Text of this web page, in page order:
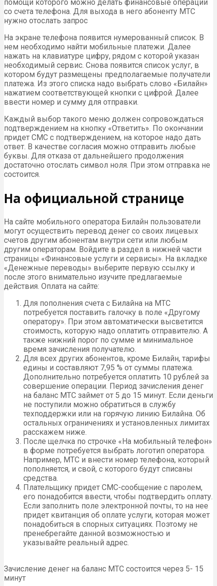
помощи которого можно делать финансовые операции
со счета телефона. Для выхода в него абоненту МТС
нужно отослать запрос
На экране телефона появится нумерованный список. В
нем необходимо найти мобильные платежи. Далее
нажать на клавиатуре цифру, рядом с которой указан
необходимый сервис. Снова появится список услуг, в
котором будут размещены предполагаемые получатели
платежа. Из этого списка надо выбрать слово «Билайн»
нажатием соответствующей кнопки с цифрой. Далее
ввести номер и сумму для отправки.
Каждый выбор такого меню должен сопровождаться
подтверждением на кнопку «Ответить». По окончании
придет СМС с подтверждением, на которое надо дать
ответ. В качестве согласия можно отправить любые
буквы. Для отказа от дальнейшего продолжения
достаточно отослать символ ноля. При этом отправка не
состоится.
На официальной странице
На сайте мобильного оператора Билайн пользователи
могут осуществить перевод денег со своих лицевых
счетов другим абонентам внутри сети или любым
другим операторам. Войдите в раздел в нижней части
страницы «Финансовые услуги и сервисы». На вкладке
«Денежные переводы» выберите первую ссылку и
после этого внимательно изучите предлагаемые
действия. Оплата на сайте:
Для пополнения счета с Билайна на МТС
потребуется поставить галочку в поле «Другому
оператору». При этом автоматически высветится
стоимость, которую надо оплатить отправителю. А
также нижний порог по сумме и минимальное
время зачисления получателю.
Для всех других абонентов, кроме Билайн, тарифы
едины и составляют 7,95 % от суммы платежа.
Дополнительно потребуется оплатить 10 рублей за
совершение операции. Период зачисления денег
на баланс МТС займет от 5 до 15 минут. Если деньги
не поступили можно обратиться в службу
техподдержки или на горячую линию Билайна. Об
остальных ограничениях и установленных лимитах
расскажем ниже.
После щелчка по строчке «На мобильный телефон»
в форме потребуется выбрать логотип оператора.
Например, МТС и внести номер телефона, который
пополняется, и свой, с которого будут списаны
средства.
Плательщику придет СМС-сообщение с паролем,
его понадобится ввести, чтобы подтвердить оплату.
Если заполнить поле электронной почты, то на нее
придет квитанция об оплате услуги, которая может
понадобиться в спорных ситуациях. Поэтому не
пренебрегайте данной возможностью и
указывайте реальный адрес.
Зачисление денег на баланс МТС состоится через 5- 15
минут